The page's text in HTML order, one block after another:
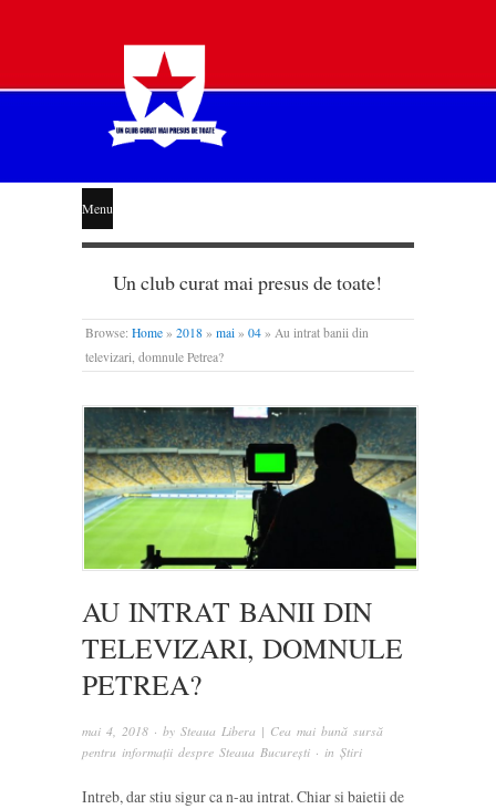
STEAUA
LIBERĂ
Menu
Un club curat mai presus de toate!
Browse: Home » 2018 » mai » 04 » Au intrat banii din
televizari, domnule Petrea?
AU INTRAT BANII DIN
TELEVIZARI, DOMNULE
PETREA?
mai 4, 2018 · by Steaua Libera | Cea mai bună sursă
pentru informații despre Steaua București · in Știri
Intreb, dar stiu sigur ca n-au intrat. Chiar si baietii de